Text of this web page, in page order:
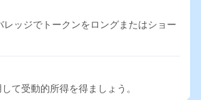
レッジでトークンをロングまたはショー
て受動的所得を得ましょう。